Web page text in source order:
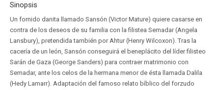
Sinopsis
Un fornido danita llamado Sansón (Victor Mature) quiere casarse en
contra de los deseos de su familia con la filistea Semadar (Angela
Lansbury), pretendida también por Ahtur (Henry Wilcoxon). Tras la
cacería de un león, Sansón conseguirá el beneplácito del líder filisteo
Sarán de Gaza (George Sanders) para contraer matrimonio con
Semadar, ante los celos de la hermana menor de ésta llamada Dalila
(Hedy Lamarr). Adaptación del famoso relato bíblico del forzudo